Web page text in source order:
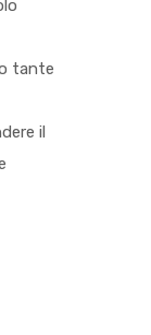
tante
il